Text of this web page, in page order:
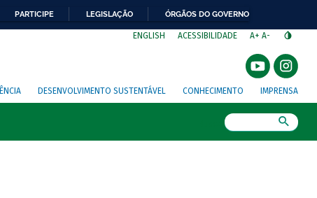
PARTICIPE LEGISLAÇÃO ÓRGÃOS DO GOVERNO
ENGLISH ACESSIBILIDADE A+ A-
DESENVOLVIMENTO SUSTENTÁVEL CONHECIMENTO IMPRENSA